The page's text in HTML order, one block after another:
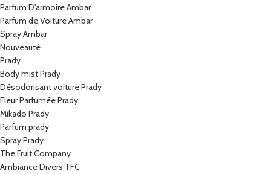
Parfum D'armoire Ambar
Parfum de Voiture Ambar
Spray Ambar
Nouveauté
Prady
Body mist Prady
Désodorisant voiture Prady
Fleur Parfumée Prady
Mikado Prady
Parfum prady
Spray Prady
The Fruit Company
Ambiance Divers TFC